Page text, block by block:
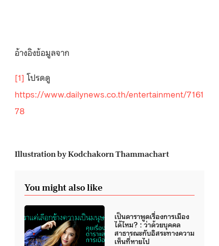
อ้างอิงข้อมูลจาก
[1] โปรดดู
https://www.dailynews.co.th/entertainment/7161
78
Illustration by Kodchakorn Thammachart
You might also like
เป็นดาราพูดเรื่องการเมือง
ได้ไหม? : ว่าด้วยบุคคล
สาธารณะกับอิสระทางความ
เห็นที่หายไป